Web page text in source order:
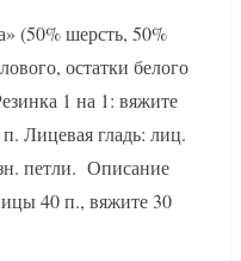
(50% шерсть, 50%
остатки белого
1 на 1: вяжите
Лицевая гладь: лиц.
петли. Описание
40 п., вяжите 30